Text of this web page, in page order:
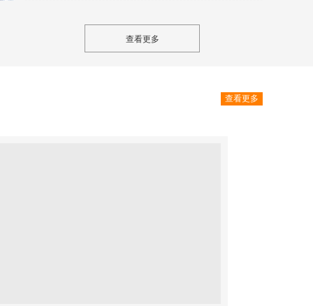
查看更多
查看更多